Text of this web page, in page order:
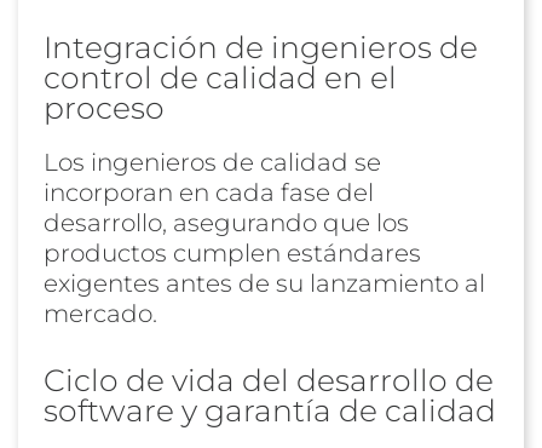
Integración de ingenieros de
control de calidad en el
proceso
Los ingenieros de calidad se
incorporan en cada fase del
desarrollo, asegurando que los
productos cumplen estándares
exigentes antes de su lanzamiento al
mercado.
Ciclo de vida del desarrollo de
software y garantía de calidad